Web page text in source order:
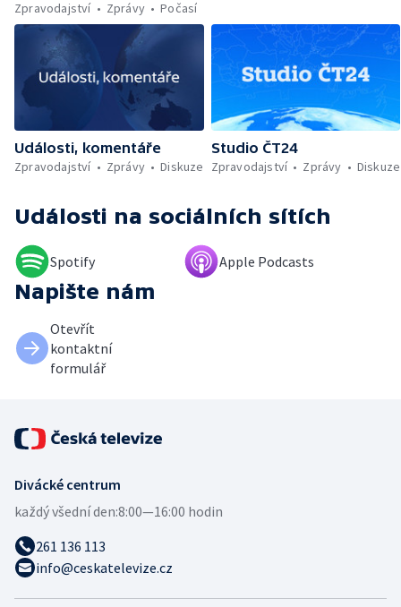
Zpravodajství
Zprávy Počasí
Události, komentáře
Zpravodajství
Zprávy Diskuze
Studio ČT24
Zpravodajství
Zprávy Diskuze
Události na sociálních sítích
Spotify Apple Podcasts
Napište nám
Otevřít
kontaktní
formulář
Divácké centrum
každý všední den:8:00—16:00 hodin
261 136 113
info@ceskatelevize.cz